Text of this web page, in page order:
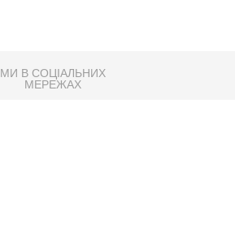
МИ В СОЦІАЛЬНИХ
МЕРЕЖАХ